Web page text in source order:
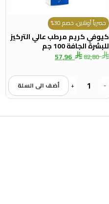
حصرياً أونلاين، خصم 30%
كيوفي كريم مرطب عالي التركيز
للبشرة الجافة 100 جم
82,80
57,96
-
+ أضف الى السلة